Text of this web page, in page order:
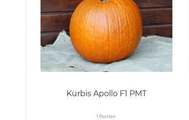
Kürbis Apollo F1 PMT
1 Portion